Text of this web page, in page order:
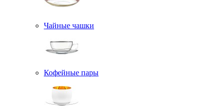
Чайные чашки
Кофейные пары